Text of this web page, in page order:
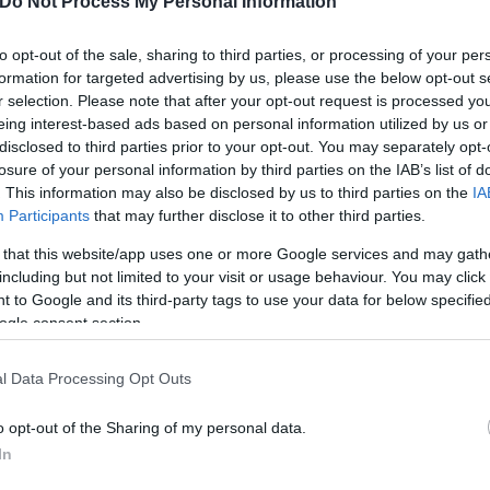
opt-out of the sale, sharing to third parties, or processing of your
for targeted advertising by us, please use the below opt-out
selection. Please note that after your opt-out request is processed
interest-based ads based on personal information utilized by us
to third parties prior to your opt-out. You may separately
of your personal information by third parties on the IAB’s list of
This information may also be disclosed by us to third parties on the
Participants that may further disclose it to other third parties.
that this website/app uses one or more Google services and may
but not limited to your visit or usage behaviour. You may
to Google and its third-party tags to use your data for below
consent section.
Data Processing Opt Outs
opt-out of the Sharing of my personal data.
αλγόριθμο ανάλυσης συναλλαγών της ΑΑΔΕ,
και εντοπίζει ύποπτα μοτίβα.